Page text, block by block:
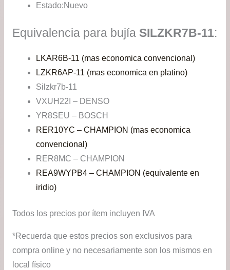
Estado:Nuevo
Equivalencia para bujía SILZKR7B-11:
LKAR6B-11 (mas economica convencional)
LZKR6AP-11 (mas economica en platino)
Silzkr7b-11
VXUH22I – DENSO
YR8SEU – BOSCH
RER10YC – CHAMPION (mas economica
convencional)
RER8MC – CHAMPION
REA9WYPB4 – CHAMPION (equivalente en
iridio)
Todos los precios por ítem incluyen IVA
*Recuerda que estos precios son exclusivos para
compra online y no necesariamente son los mismos en
local físico